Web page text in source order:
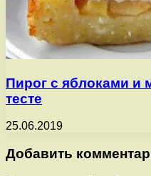
Пирог с яблоками и
тесте
25.06.2019
Добавить